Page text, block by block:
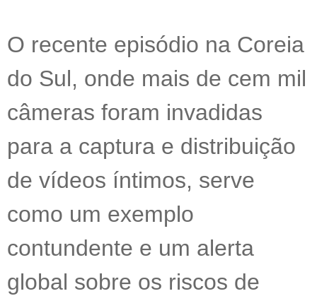
O recente episódio na Coreia
do Sul, onde mais de cem mil
câmeras foram invadidas
para a captura e distribuição
de vídeos íntimos, serve
como um exemplo
contundente e um alerta
global sobre os riscos de